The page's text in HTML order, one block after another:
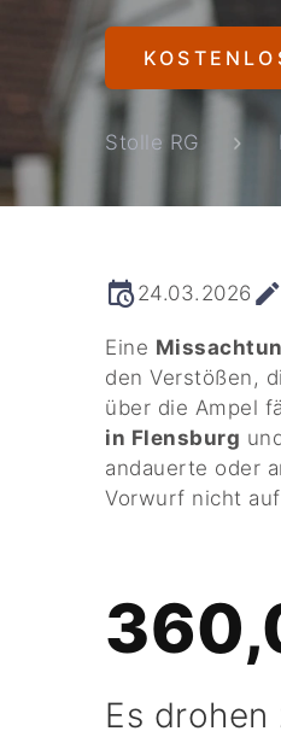
Stolle RG
24.03.2026
Eine
den Verstößen,
über die Ampel
in Flensburg
andauerte oder
Vorwurf nicht
Es